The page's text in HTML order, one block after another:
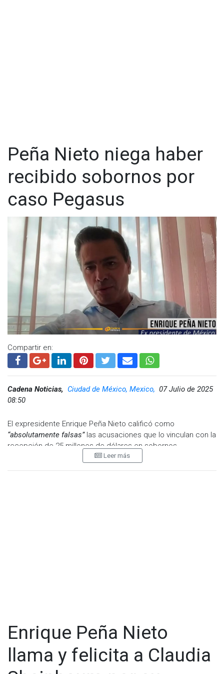
Peña Nieto niega haber
recibido sobornos por
caso Pegasus
Compartir en:
Cadena Noticias, Ciudad de México, Mexico, 07 Julio de 2025
08:50
El expresidente Enrique Peña Nieto calificó como
“absolutamente falsas” las acusaciones que lo vinculan con la
recepción de 25 millones de dólares en sobornos
relacionados con la compra del software de espionaje
Leer más
Enrique Peña Nieto
llama y felicita a Claudia